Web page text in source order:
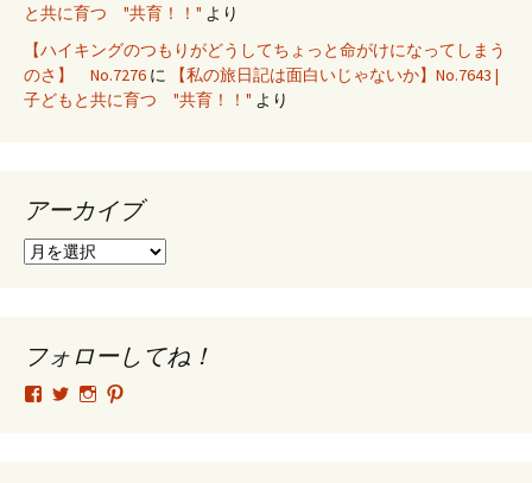
と共に育つ "共育！！" より
【ハイキングのつもりがどうしてちょっと命がけになってしまう
のさ】 No.7276 に
【私の旅日記は面白いじゃないか】No.7643 |
子どもと共に育つ "共育！！" より
アーカイブ
ア
ブ
フォローしてね！
tsutomu.hattori.33
SottakuninMoai
tsutomu.hattori.33